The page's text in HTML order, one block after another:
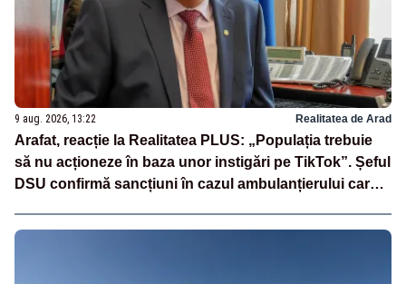
9 aug. 2026, 13:22 Realitatea de Arad
Arafat, reacție la Realitatea PLUS: „Populația trebuie
să nu acționeze în baza unor instigări pe TikTok”. Șeful
DSU confirmă sancțiuni în cazul ambulanțierului care a